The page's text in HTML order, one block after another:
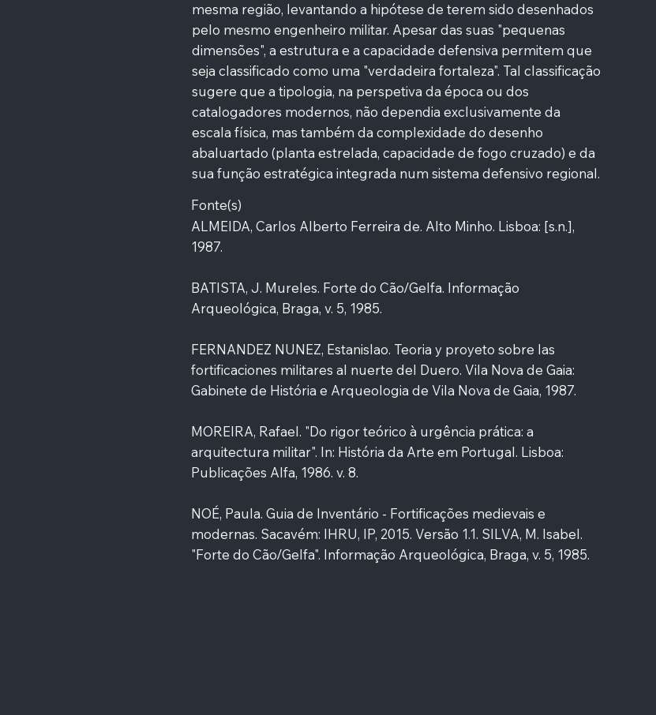
mesma região, levantando a hipótese de terem sido desenhados
pelo mesmo engenheiro militar. Apesar das suas "pequenas
dimensões", a estrutura e a capacidade defensiva permitem que
seja classificado como uma "verdadeira fortaleza". Tal classificação
sugere que a tipologia, na perspetiva da época ou dos
catalogadores modernos, não dependia exclusivamente da
escala física, mas também da complexidade do desenho
abaluartado (planta estrelada, capacidade de fogo cruzado) e da
sua função estratégica integrada num sistema defensivo regional.
Fonte(s)
ALMEIDA, Carlos Alberto Ferreira de. Alto Minho. Lisboa: [s.n.],
1987.
BATISTA, J. Mureles. Forte do Cão/Gelfa. Informação
Arqueológica, Braga, v. 5, 1985.
FERNANDEZ NUNEZ, Estanislao. Teoria y proyeto sobre las
fortificaciones militares al nuerte del Duero. Vila Nova de Gaia:
Gabinete de História e Arqueologia de Vila Nova de Gaia, 1987.
MOREIRA, Rafael. "Do rigor teórico à urgência prática: a
arquitectura militar". In: História da Arte em Portugal. Lisboa:
Publicações Alfa, 1986. v. 8.
NOÉ, Paula. Guia de Inventário - Fortificações medievais e
modernas. Sacavém: IHRU, IP, 2015. Versão 1.1. SILVA, M. Isabel.
"Forte do Cão/Gelfa". Informação Arqueológica, Braga, v. 5, 1985.